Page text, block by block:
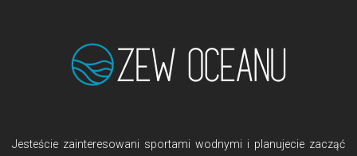
Jesteście zainteresowani sportami wodnymi i planujecie zacząć